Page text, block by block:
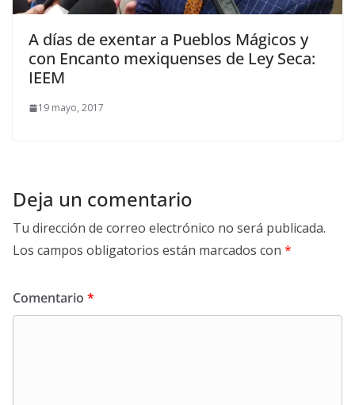
A días de exentar a Pueblos Mágicos y
con Encanto mexiquenses de Ley Seca:
IEEM
19 mayo, 2017
Deja un comentario
Tu dirección de correo electrónico no será publicada.
Los campos obligatorios están marcados con *
Comentario *